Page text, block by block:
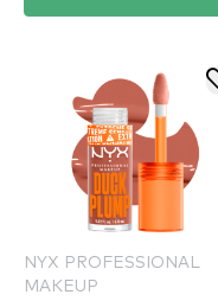
NYX PROFESSIONAL
MAKEUP